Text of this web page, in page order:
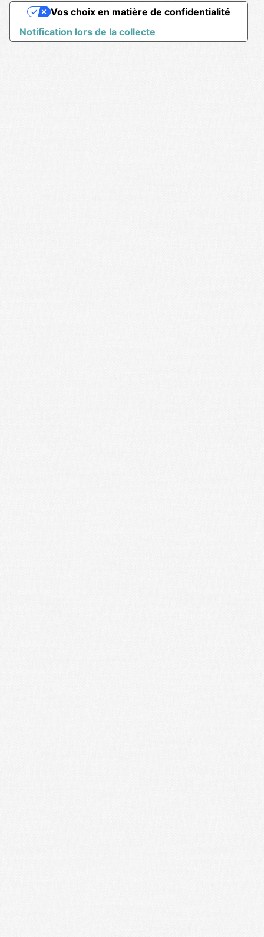
Notification lors de la collecte
Vos choix en matière de confidentialité